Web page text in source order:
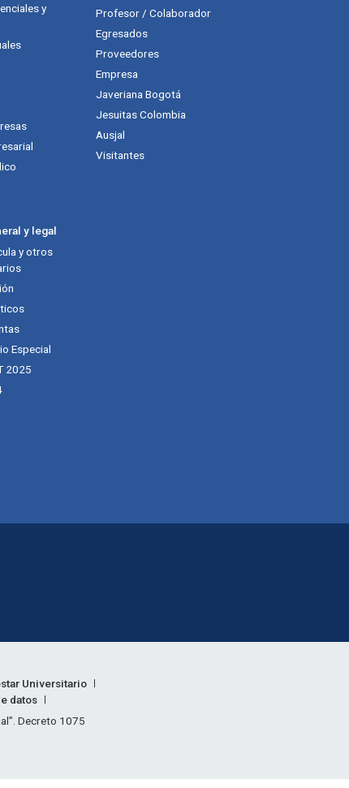
y
Profesor / Colaborador
Egresados
Proveedores
Empresa
Javeriana Bogotá
Jesuitas Colombia
Ausjal
Visitantes
y legal
y otros
Especial
2025
Universitario
datos
Decreto 1075